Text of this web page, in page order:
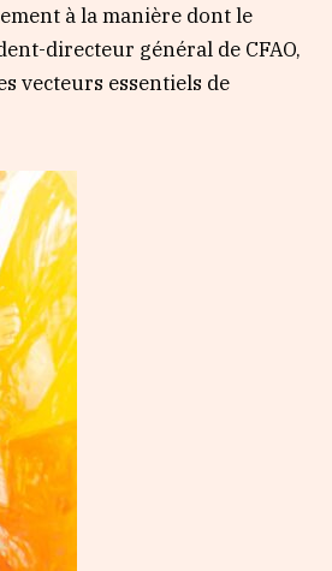
à la manière dont le
directeur général de CFAO,
vecteurs essentiels de